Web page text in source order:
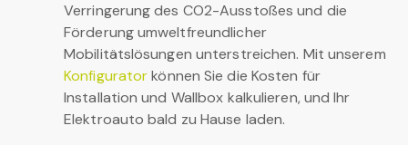
Verringerung des CO2-Ausstoßes und die
Förderung umweltfreundlicher
Mobilitätslösungen unterstreichen. Mit unserem
Konfiguratorkönnen Sie die Kosten für
Installation und Wallbox kalkulieren, und Ihr
Elektroauto bald zu Hause laden.